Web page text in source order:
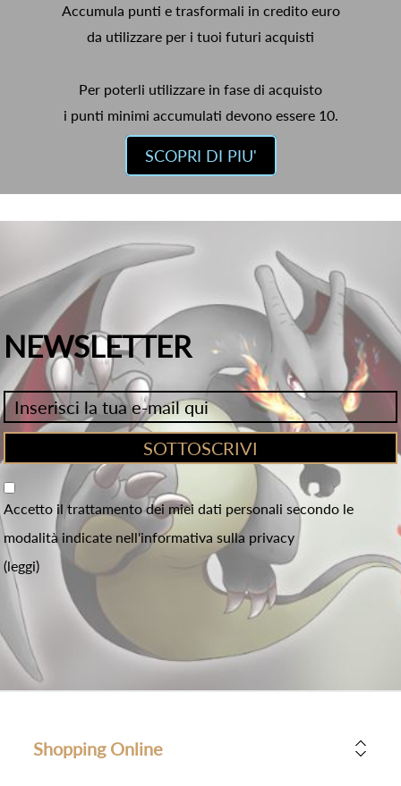
Accumula punti e trasformali in credito euro
da utilizzare per i tuoi futuri acquisti
Per poterli utilizzare in fase di acquisto
i punti minimi accumulati devono essere 10.
SCOPRI DI PIU'
NEWSLETTER
Accetto il trattamento dei miei dati personali secondo le
modalità indicate nell'informativa sulla privacy
(leggi)
Shopping Online